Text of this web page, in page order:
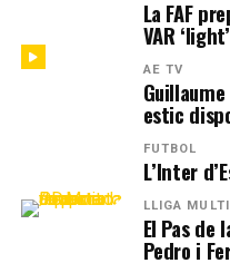
La FAF
VAR
AE TV
estic
FUTBOL
L’Inter
LLIGA
El Pas de
Pedro i